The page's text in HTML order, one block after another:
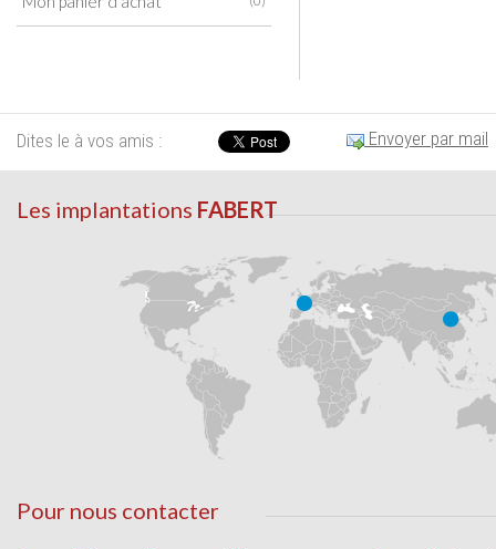
Dites le à vos amis : Envoyer par mail
Les implantations FABERT
Pour nous contacter